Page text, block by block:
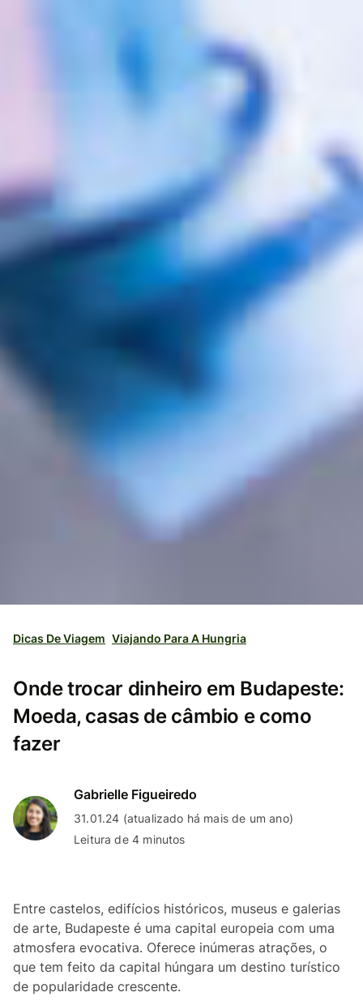
Dicas De Viagem Viajando Para A Hungria
Onde trocar dinheiro em Budapeste:
Moeda, casas de câmbio e como
fazer
Gabrielle Figueiredo
31.01.24 (atualizado há mais de um ano)
Leitura de 4 minutos
Entre castelos, edifícios históricos, museus e galerias
de arte, Budapeste é uma capital europeia com uma
atmosfera evocativa. Oferece inúmeras atrações, o
que tem feito da capital húngara um destino turístico
de popularidade crescente.